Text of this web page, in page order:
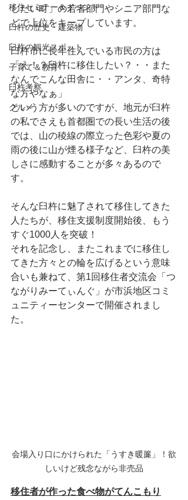
移住セミナー＆イベント
臼杵の歴史・建築物
臼杵の観光スポット
子育て＆教育
臼杵考察
グルメ
したい町」の若者部門やシニア部門な
どで上位をキープしています。
臼杵市に長年住んでいる市民の方は
「え！？臼杵に移住したい？・・また
なんでこんな田舎に・・アンタ、奇特
な方やなぁ」
という方が多いのですが、地元が臼杵
の私でさえも首都圏での長い生活の後
では、山の稜線の際立った色彩や夏の
雨の後に山が煙る様子など、臼杵の美
しさに感動することが多々あるので
す。
そんな臼杵に魅了されて移住してきた
人たちが、移住支援制度開始後、もう
すぐ1000人を突破！
それを記念し、またこれまでに移住し
てきた方々との輪を広げるという意味
合いも兼ねて、第1回移住者交流会「つ
ながりみーてぃんぐ」が市浜地区コミ
ュニティーセンターで開催されまし
た。
会場入り口にかけられた「うすき暖簾」！欲
しいけど残念ながら非売品
移住者が作った食べ物がてんこもり